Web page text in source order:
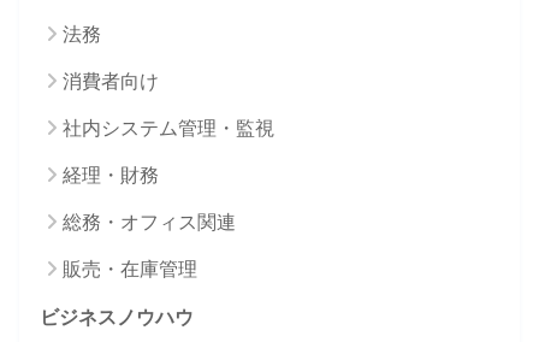
法務
消費者向け
社内システム管理・監視
経理・財務
総務・オフィス関連
販売・在庫管理
ビジネスノウハウ